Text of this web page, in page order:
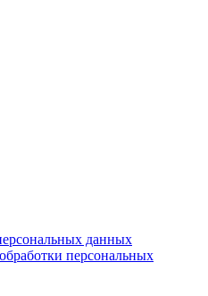
данных
персональных